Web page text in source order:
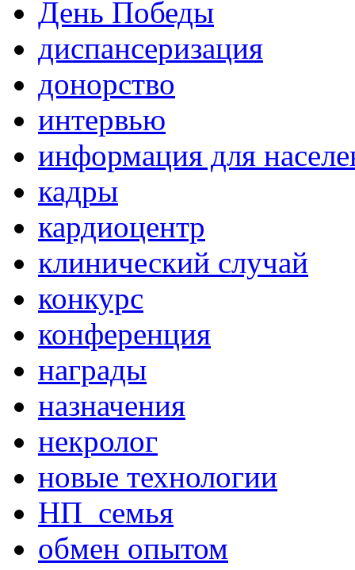
День Победы
диспансеризация
донорство
интервью
информация для
кадры
кардиоцентр
клинический случай
конкурс
конференция
награды
назначения
некролог
новые технологии
НП_семья
обмен опытом